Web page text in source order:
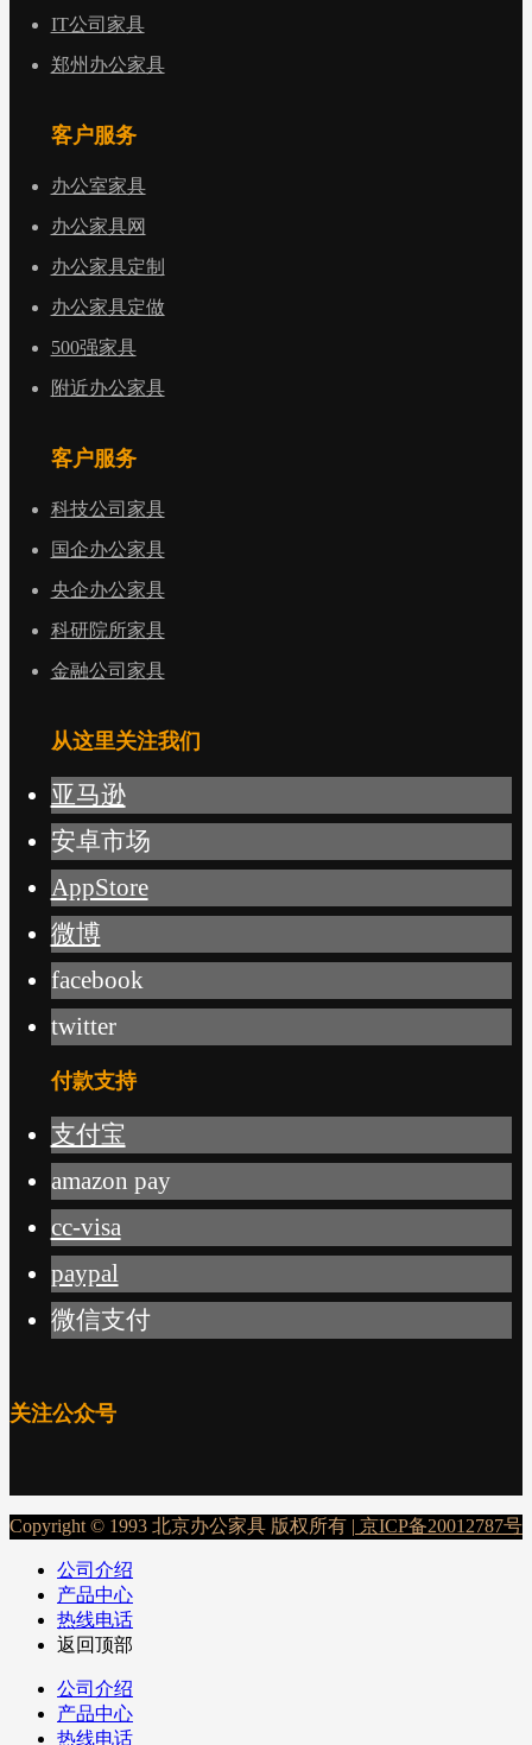
IT公司家具
郑州办公家具
客户服务
办公室家具
办公家具网
办公家具定制
办公家具定做
500强家具
附近办公家具
客户服务
科技公司家具
国企办公家具
央企办公家具
科研院所家具
金融公司家具
从这里关注我们
亚马逊
安卓市场
AppStore
微博
facebook
twitter
付款支持
支付宝
amazon pay
cc-visa
paypal
微信支付
关注公众号
Copyright © 1993 北京办公家具 版权所有 | 京ICP备20012787号
公司介绍
产品中心
热线电话
返回顶部
公司介绍
产品中心
热线电话